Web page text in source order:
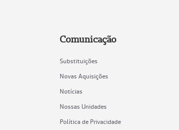
Comunicação
Substituições
Novas Aquisições
Notícias
Nossas Unidades
Política de Privacidade